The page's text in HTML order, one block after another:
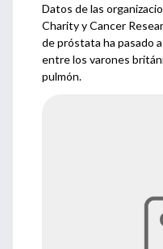
Datos de las
Charity y Cancer
de próstata ha pasado
entre los varones
pulmón.